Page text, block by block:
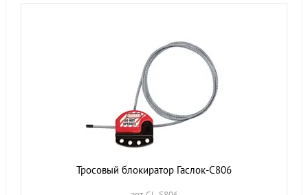
Тросовый блокиратор Гаслок-С806